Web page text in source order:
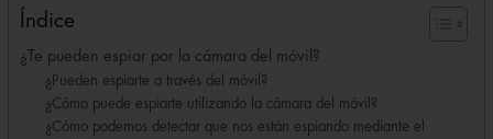
Índice
¿Te pueden espiar por la cámara del móvil?
¿Pueden espiarte a través del móvil?
¿Cómo puede espiarte utilizando la cámara del móvil?
¿Cómo podemos detectar que nos están espiando mediante el